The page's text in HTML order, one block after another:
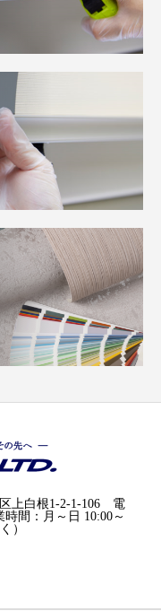
上白根1-2-1-106 電
間：月～日 10:00～
）